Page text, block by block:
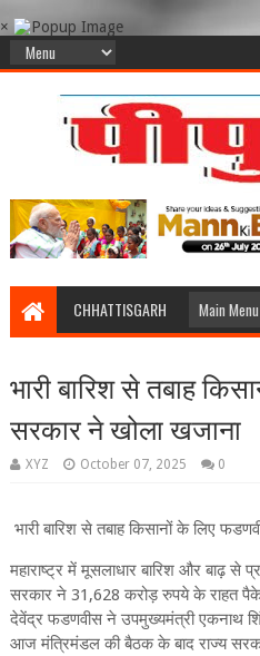
×
CHHATTISGARH
भारी बारिश से तबाह
सरकार ने खोला खजाना
XYZ October 07, 2025 0
भारी बारिश से तबाह किसानों के लिए
महाराष्ट्र में मूसलाधार बारिश और बाढ़ से
सरकार ने 31,628 करोड़ रुपये के राहत
देवेंद्र फडणवीस ने उपमुख्यमंत्री एकनाथ
आज मंत्रिमंडल की बैठक के बाद राज्य